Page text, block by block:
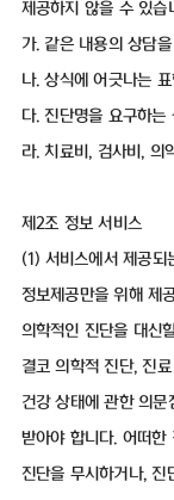
제공하지 않을 수 있습
가. 같은 내용의 상담
나. 상식에 어긋나는
다. 진단명을 요구하는
라. 치료비, 검사비, 의
제2조 정보 서비스
(1) 서비스에서 제공되
정보제공만을 위해 제
의학적인 진단을 대신
결코 의학적 진단, 진
건강 상태에 관한 의
받아야 합니다. 어떠한
진단을 무시하거나,